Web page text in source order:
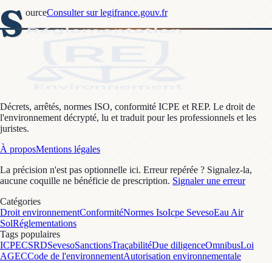
S ourceConsulter sur legifrance.gouv.fr
Décrets, arrêtés, normes ISO, conformité ICPE et REP. Le droit de
l'environnement décrypté, lu et traduit pour les professionnels et les
juristes.
À proposMentions légales
La précision n'est pas optionnelle ici. Erreur repérée ? Signalez-la,
aucune coquille ne bénéficie de prescription. Signaler une erreur
Catégories
Droit environnementConformitéNormes IsoIcpe SevesoEau Air
SolRéglementations
Tags populaires
ICPECSRDSevesoSanctionsTraçabilitéDue diligenceOmnibusLoi
AGECCode de l'environnementAutorisation environnementale